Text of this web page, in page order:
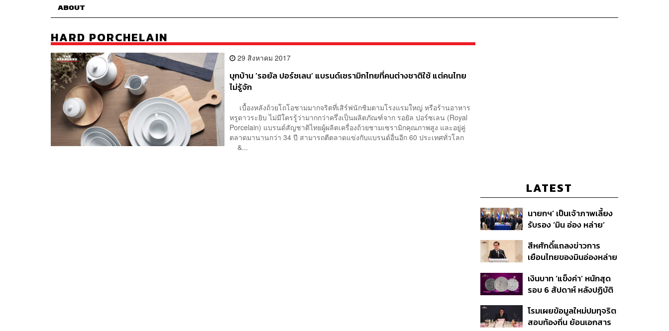
ABOUT
HARD PORCHELAIN
29 สิงหาคม 2017
บุกบ้าน ‘รอยัล ปอร์ซเลน’ แบรนด์เซรามิกไทยที่คนต่างชาติใช้ แต่คนไทย
ไม่รู้จัก
เบื้องหลังถ้วยโถโอชามมากจริตที่เสิร์ฟนักชิมตามโรงแรมใหญ่ หรือร้านอาหาร
หรูดาวระยิบ ไม่มีใครรู้ว่ามากกว่าครึ่งเป็นผลิตภัณฑ์จาก รอยัล ปอร์ซเลน (Royal
Porcelain) แบรนด์สัญชาติไทยผู้ผลิตเครื่องถ้วยชามเซรามิกคุณภาพสูง และอยู่คู่
ตลาดมานานกว่า 34 ปี สามารถตีตลาดแข่งกับแบรนด์อื่นอีก 60 ประเทศทั่วโลก
&...
LATEST
นายกฯ’ เป็นเจ้าภาพเลี้ยง
รับรอง ‘มิน อ่อง หล่าย’
ร่วมงาน
สีหศักดิ์แถลงข่าวการ
เยือนไทยของมินอ่องหล่าย
สร้างสรรค์ ตรงไปตรงมา
ย้ำต้องการให้เมียนมากลับ
เงินบาท ‘แข็งค่า’ หนักสุด
รอบ 6 สัปดาห์ หลังปฏิบัติ
สหรัฐฯ-ญี่ปุ่น Standard
Chartered เปิดเป้าสิ้นปีนี้
โรมเผยข้อมูลใหม่ปมทุจริต
สอบท้องถิ่น ย้อนเอกสาร